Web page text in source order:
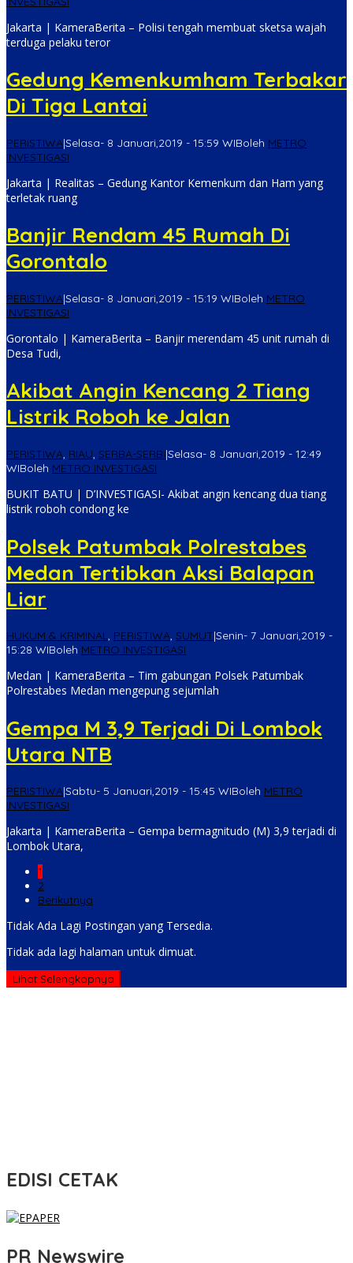
Jakarta | KameraBerita – Polisi tengah membuat sketsa wajah
terduga pelaku teror
Gedung Kemenkumham Terbakar
Di Tiga Lantai
PERISTIWA|Selasa- 8 Januari,2019 - 15:59 WIBoleh METRO
INVESTIGASI
Jakarta | Realitas – Gedung Kantor Kemenkum dan Ham yang
terletak ruang
Banjir Rendam 45 Rumah Di
Gorontalo
PERISTIWA|Selasa- 8 Januari,2019 - 15:19 WIBoleh METRO
INVESTIGASI
Gorontalo | KameraBerita – Banjir merendam 45 unit rumah di
Desa Tudi,
Akibat Angin Kencang 2 Tiang
Listrik Roboh ke Jalan
PERISTIWA, RIAU, SERBA-SERBI|Selasa- 8 Januari,2019 - 12:49
WIBoleh METRO INVESTIGASI
BUKIT BATU | D’INVESTIGASI- Akibat angin kencang dua tiang
listrik roboh condong ke
Polsek Patumbak Polrestabes
Medan Tertibkan Aksi Balapan
Liar
HUKUM & KRIMINAL, PERISTIWA, SUMUT|Senin- 7 Januari,2019 -
15:28 WIBoleh METRO INVESTIGASI
Medan | KameraBerita – Tim gabungan Polsek Patumbak
Polrestabes Medan mengepung sejumlah
Gempa M 3,9 Terjadi Di Lombok
Utara NTB
PERISTIWA|Sabtu- 5 Januari,2019 - 15:45 WIBoleh METRO
INVESTIGASI
Jakarta | KameraBerita – Gempa bermagnitudo (M) 3,9 terjadi di
Lombok Utara,
1
2
Berikutnya
Tidak Ada Lagi Postingan yang Tersedia.
Tidak ada lagi halaman untuk dimuat.
Lihat Selengkapnya
EDISI CETAK
PR Newswire